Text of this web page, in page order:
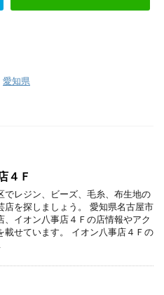
愛知県
４Ｆ
でレジン、ビーズ、毛糸、布生地の
店を探しましょう。 愛知県名古屋市
、イオン八事店４Ｆの店情報やアク
載せています。 イオン八事店４Ｆの